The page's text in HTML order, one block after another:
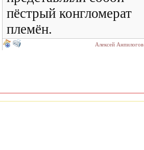
пёстрый конгломерат
племён.
Алексей Анпилогов